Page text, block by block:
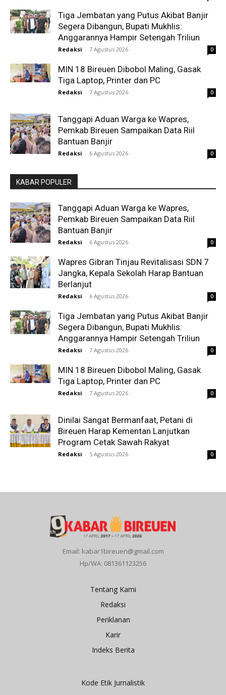
Tiga Jembatan yang Putus Akibat Banjir
Segera Dibangun, Bupati Mukhlis:
Anggarannya Hampir Setengah Triliun
Redaksi - 7 Agustus 2026 0
MIN 18 Bireuen Dibobol Maling, Gasak
Tiga Laptop, Printer dan PC
Redaksi - 7 Agustus 2026 0
Tanggapi Aduan Warga ke Wapres,
Pemkab Bireuen Sampaikan Data Riil
Bantuan Banjir
Redaksi - 6 Agustus 2026 0
KABAR POPULER
Tanggapi Aduan Warga ke Wapres,
Pemkab Bireuen Sampaikan Data Riil
Bantuan Banjir
Redaksi - 6 Agustus 2026 0
Wapres Gibran Tinjau Revitalisasi SDN 7
Jangka, Kepala Sekolah Harap Bantuan
Berlanjut
Redaksi - 6 Agustus 2026 0
Tiga Jembatan yang Putus Akibat Banjir
Segera Dibangun, Bupati Mukhlis:
Anggarannya Hampir Setengah Triliun
Redaksi - 7 Agustus 2026 0
MIN 18 Bireuen Dibobol Maling, Gasak
Tiga Laptop, Printer dan PC
Redaksi - 7 Agustus 2026 0
Dinilai Sangat Bermanfaat, Petani di
Bireuen Harap Kementan Lanjutkan
Program Cetak Sawah Rakyat
Redaksi - 5 Agustus 2026 0
Email: kabar1bireuen@gmail.com
Hp/WA: 081361123256
Tentang Kami
Redaksi
Periklanan
Karir
Indeks Berita
Kode Etik Jurnalistik